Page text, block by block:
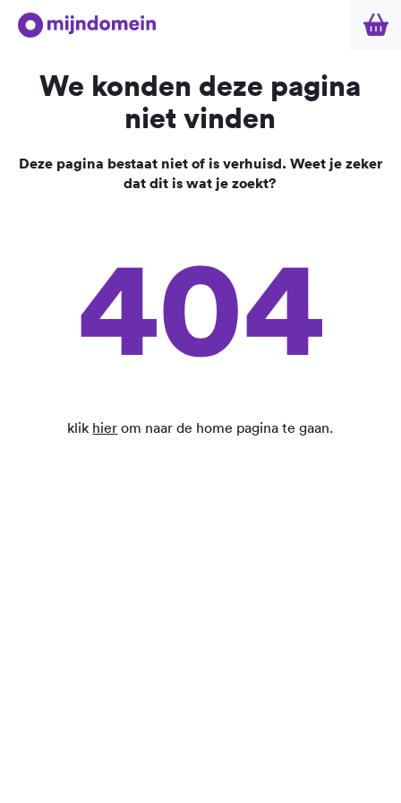
We konden deze pagina
niet vinden
Deze pagina bestaat niet of is verhuisd. Weet je zeker
dat dit is wat je zoekt?
404
klik hier om naar de home pagina te gaan.